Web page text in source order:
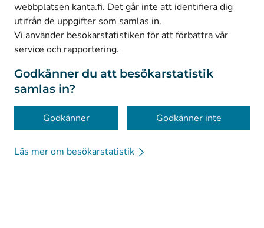
webbplatsen kanta.fi. Det går inte att identifiera dig
utifrån de uppgifter som samlas in.
Vi använder besökarstatistiken för att förbättra vår
service och rapportering.
Godkänner du att besökarstatistik
samlas in?
Godkänner Godkänner inte
Läs mer om besökarstatistik
© Kanta-Palvelut, Kansaneläkelaitos
Dataskydd
Om webbplatsen
Tillgänglighet
Kakor